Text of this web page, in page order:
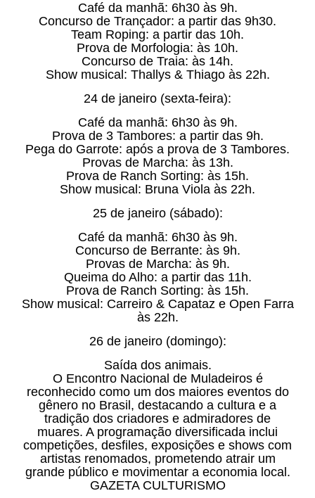
Café da manhã: 6h30 às 9h.
Concurso de Trançador: a partir das 9h30.
Team Roping: a partir das 10h.
Prova de Morfologia: às 10h.
Concurso de Traia: às 14h.
Show musical: Thallys & Thiago às 22h.
24 de janeiro (sexta-feira):
Café da manhã: 6h30 às 9h.
Prova de 3 Tambores: a partir das 9h.
Pega do Garrote: após a prova de 3 Tambores.
Provas de Marcha: às 13h.
Prova de Ranch Sorting: às 15h.
Show musical: Bruna Viola às 22h.
25 de janeiro (sábado):
Café da manhã: 6h30 às 9h.
Concurso de Berrante: às 9h.
Provas de Marcha: às 9h.
Queima do Alho: a partir das 11h.
Prova de Ranch Sorting: às 15h.
Show musical: Carreiro & Capataz e Open Farra
às 22h.
26 de janeiro (domingo):
Saída dos animais.
O Encontro Nacional de Muladeiros é
reconhecido como um dos maiores eventos do
gênero no Brasil, destacando a cultura e a
tradição dos criadores e admiradores de
muares. A programação diversificada inclui
competições, desfiles, exposições e shows com
artistas renomados, prometendo atrair um
grande público e movimentar a economia local.
GAZETA CULTURISMO